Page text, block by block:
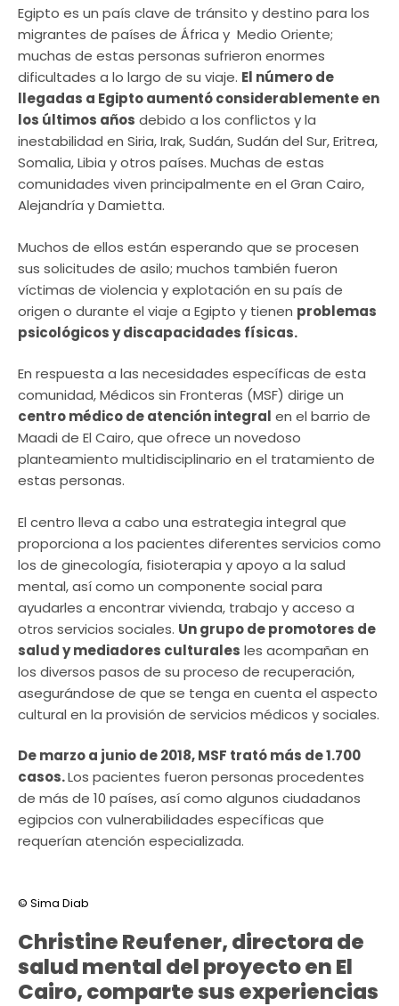
Egipto es un país clave de tránsito y destino para los
migrantes de países de África y Medio Oriente;
muchas de estas personas sufrieron enormes
dificultades a lo largo de su viaje. El número de
llegadas a Egipto aumentó considerablemente en
los últimos años debido a los conflictos y la
inestabilidad en Siria, Irak, Sudán, Sudán del Sur, Eritrea,
Somalia, Libia y otros países. Muchas de estas
comunidades viven principalmente en el Gran Cairo,
Alejandría y Damietta.
Muchos de ellos están esperando que se procesen
sus solicitudes de asilo; muchos también fueron
víctimas de violencia y explotación en su país de
origen o durante el viaje a Egipto y tienen problemas
psicológicos y discapacidades físicas.
En respuesta a las necesidades específicas de esta
comunidad, Médicos sin Fronteras (MSF) dirige un
centro médico de atención integral en el barrio de
Maadi de El Cairo, que ofrece un novedoso
planteamiento multidisciplinario en el tratamiento de
estas personas.
El centro lleva a cabo una estrategia integral que
proporciona a los pacientes diferentes servicios como
los de ginecología, fisioterapia y apoyo a la salud
mental, así como un componente social para
ayudarles a encontrar vivienda, trabajo y acceso a
otros servicios sociales. Un grupo de promotores de
salud y mediadores culturales les acompañan en
los diversos pasos de su proceso de recuperación,
asegurándose de que se tenga en cuenta el aspecto
cultural en la provisión de servicios médicos y sociales.
De marzo a junio de 2018, MSF trató más de 1.700
casos.Los pacientes fueron personas procedentes
de más de 10 países, así como algunos ciudadanos
egipcios con vulnerabilidades específicas que
requerían atención especializada.
© Sima Diab
Christine Reufener, directora de
salud mental del proyecto en El
Cairo, comparte sus experiencias